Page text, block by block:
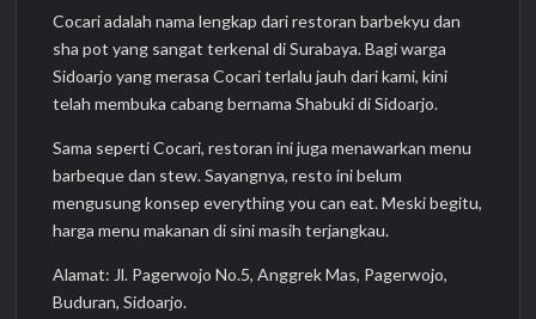
Cocari adalah nama lengkap dari restoran barbekyu dan
sha pot yang sangat terkenal di Surabaya. Bagi warga
Sidoarjo yang merasa Cocari terlalu jauh dari kami, kini
telah membuka cabang bernama Shabuki di Sidoarjo.
Sama seperti Cocari, restoran ini juga menawarkan menu
barbeque dan stew. Sayangnya, resto ini belum
mengusung konsep everything you can eat. Meski begitu,
harga menu makanan di sini masih terjangkau.
Alamat: Jl. Pagerwojo No.5, Anggrek Mas, Pagerwojo,
Buduran, Sidoarjo.